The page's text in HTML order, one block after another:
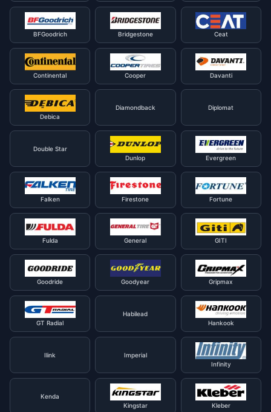
BFGoodrich Bridgestone Ceat
Continental Cooper Davanti
Debica
Diamondback Diplomat
Double Star
Dunlop
Evergreen
Falken Firestone Fortune
Fulda General GITI
Goodride Goodyear Gripmax
GT Radial
Habilead
Hankook
Ilink
Imperial
Infinity
Kenda
Kingstar
Kleber